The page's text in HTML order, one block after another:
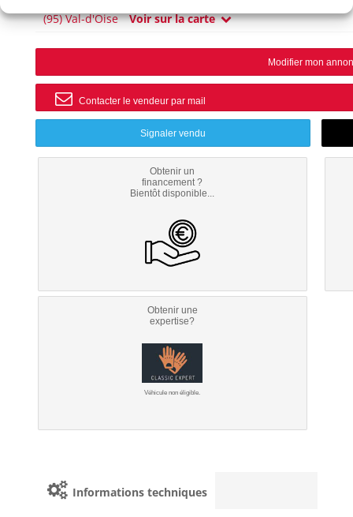
(95) Val-d'Oise Voir sur la carte
Modifier mon
Contacter le vendeur par mail
Signaler vendu
Obtenir un
financement ?
Bientôt disponible...
Obtenir une
expertise?
Véhicule non éligible.
Informations techniques